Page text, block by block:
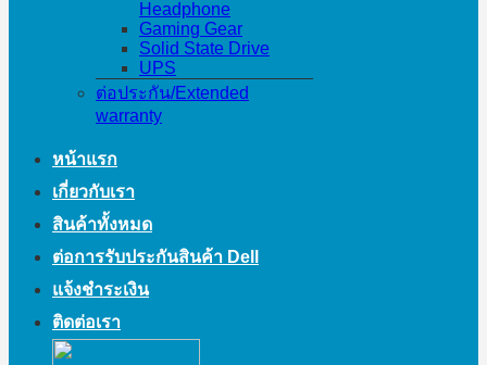
Headphone
Gaming Gear
Solid State Drive
UPS
ต่อประกัน/Extended
warranty
หน้าแรก
เกี่ยวกับเรา
สินค้าทั้งหมด
ต่อการรับประกันสินค้า Dell
แจ้งชำระเงิน
ติดต่อเรา